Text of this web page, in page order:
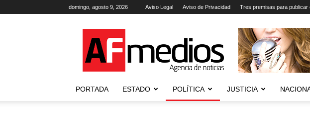
domingo, agosto 9, 2026 Aviso Legal Aviso de Privacidad Tres premisas para publicar
Agencia
de
Noticias
PORTADA ESTADO POLÍTICA JUSTICIA